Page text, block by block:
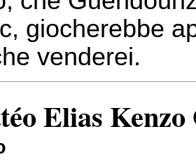
giocherebbe
venderei.
Elias